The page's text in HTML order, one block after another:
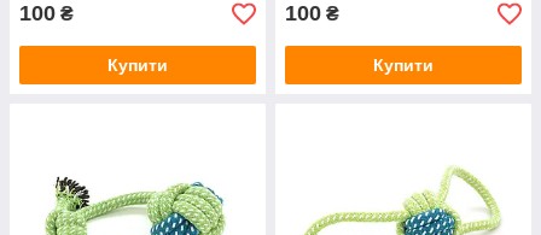
100 ₴
Купити
100 ₴
Купити